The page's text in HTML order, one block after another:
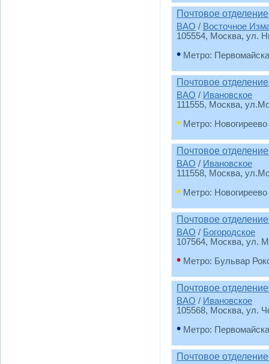
Почтовое
ВАО / Восточное
105554, Москва, ул.
• Метро:
Почтовое
ВАО / Ивановское
111555, Москва,
• Метро: Новогиреево
Почтовое
ВАО / Ивановское
111558, Москва,
• Метро: Новогиреево
Почтовое
ВАО / Богородское
107564, Москва, ул.
• Метро: Бульвар
Почтовое
ВАО / Ивановское
105568, Москва, ул.
• Метро:
Почтовое